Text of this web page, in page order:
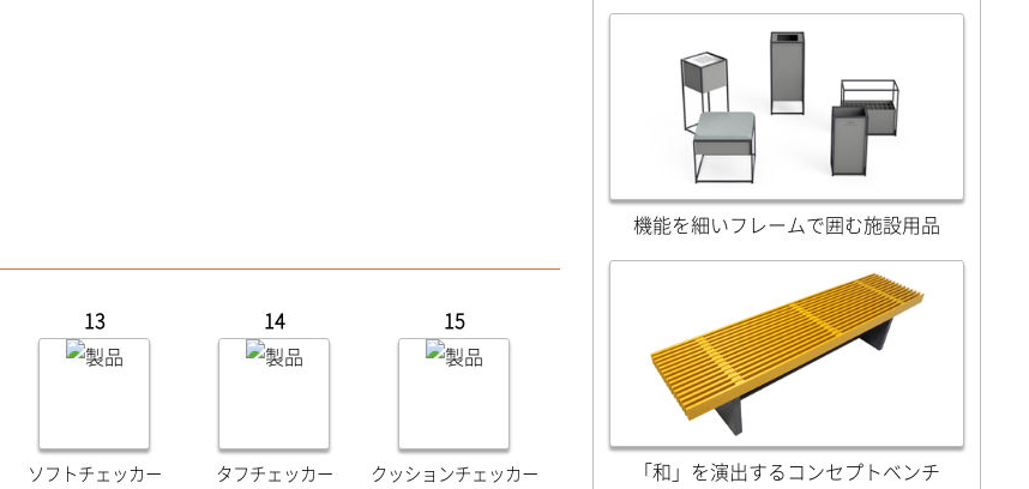
13
ソフトチェッカー
14
タフチェッカー
15
クッションチェッカー
機能を細いフレームで囲む施設用品
「和」を演出するコンセプトベンチ